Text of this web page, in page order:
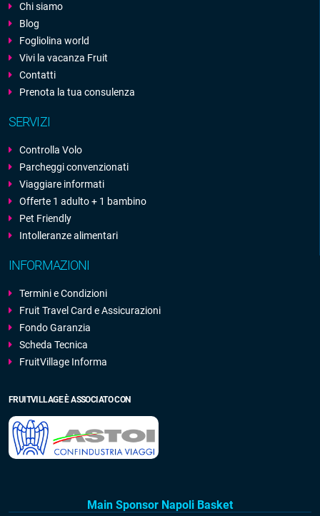
Chi siamo
Blog
Fogliolina world
Vivi la vacanza Fruit
Contatti
Prenota la tua consulenza
SERVIZI
Controlla Volo
Parcheggi convenzionati
Viaggiare informati
Offerte 1 adulto + 1 bambino
Pet Friendly
Intolleranze alimentari
INFORMAZIONI
Termini e Condizioni
Fruit Travel Card e Assicurazioni
Fondo Garanzia
Scheda Tecnica
FruitVillage Informa
FRUITVILLAGE È ASSOCIATO CON
Main Sponsor Napoli Basket